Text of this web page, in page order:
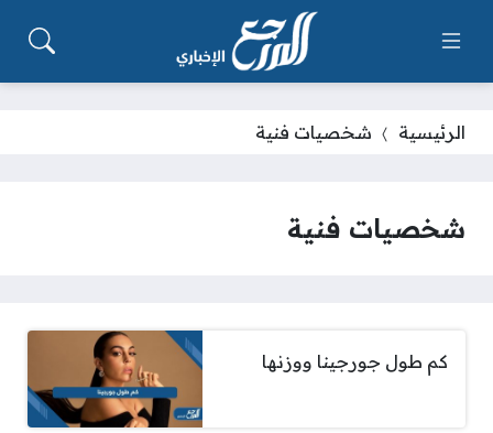
الرئيسية شخصيات فنية
شخصيات فنية
كم طول جورجينا ووزنها